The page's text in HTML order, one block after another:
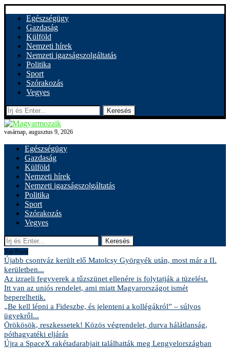
Egészségügy
Gazdaság
Külföld
Nemzeti hírek
Nemzeti igazságszolgáltatás
Politika
Sport
Szórakozás
Vegyes
Keresés
vasárnap, augusztus 9, 2026
Egészségügy
Gazdaság
Külföld
Nemzeti hírek
Nemzeti igazságszolgáltatás
Politika
Sport
Szórakozás
Vegyes
Keresés
Top Posts
Újabb csontváz került elő Matolcsy Györgyék után, most már a II.
kerületben...
Az izraeli fegyverek a tűzszünet ellenére is folytatják a tüzelést.
Itt van az uniós rendelet, ami miatt Magyarországot ismét
beperelhetik.
„Be kell lépni a Fideszbe, és jelenteni a kollégákról” – súlyos
ügyekről...
Örökösök, reszkessetek! Közös végrendelet, durva hálátlanság,
póthagyatéki eljárás
Újra a SpaceX rakétadarabjait találhatták meg Lengyelországban